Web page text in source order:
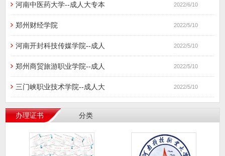
河南中医药大学--成人大专本 2022/6/10
郑州财经学院 2022/5/10
河南开封科技传媒学院--成人 2022/5/10
郑州商贸旅游职业学院--成人 2022/5/10
三门峡职业技术学院--成人大 2022/5/10
办理证书 分类